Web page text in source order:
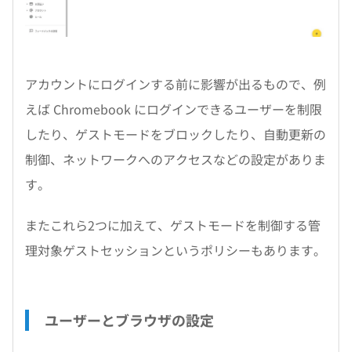
アカウントにログインする前に影響が出るもので、例
えば Chromebook にログインできるユーザーを制限
したり、ゲストモードをブロックしたり、自動更新の
制御、ネットワークへのアクセスなどの設定がありま
す。
またこれら2つに加えて、ゲストモードを制御する管
理対象ゲストセッションというポリシーもあります。
ユーザーとブラウザの設定